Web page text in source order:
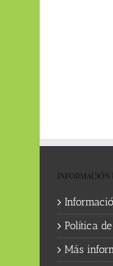
INFORMACIÓN
Política
Más